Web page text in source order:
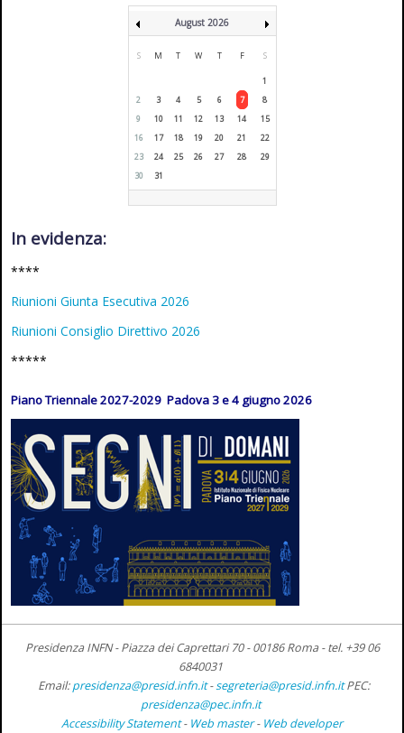
August 2026
S M T W T F S
1
2
3 4 5 6 7
8
9
10 11 12 13 14
15
16
17 18 19 20 21
22
23
24 25 26 27 28
29
30
31
In evidenza:
****
Riunioni Giunta Esecutiva 2026
Riunioni Consiglio Direttivo 2026
*****
Piano Triennale 2027-2029 Padova 3 e 4 giugno 2026
Presidenza INFN - Piazza dei Caprettari 70 - 00186 Roma -tel. +39 06
6840031
Email:presidenza@presid.infn.it-segreteria@presid.infn.it PEC:
presidenza@pec.infn.it
Accessibility Statement- Web master- Web developer